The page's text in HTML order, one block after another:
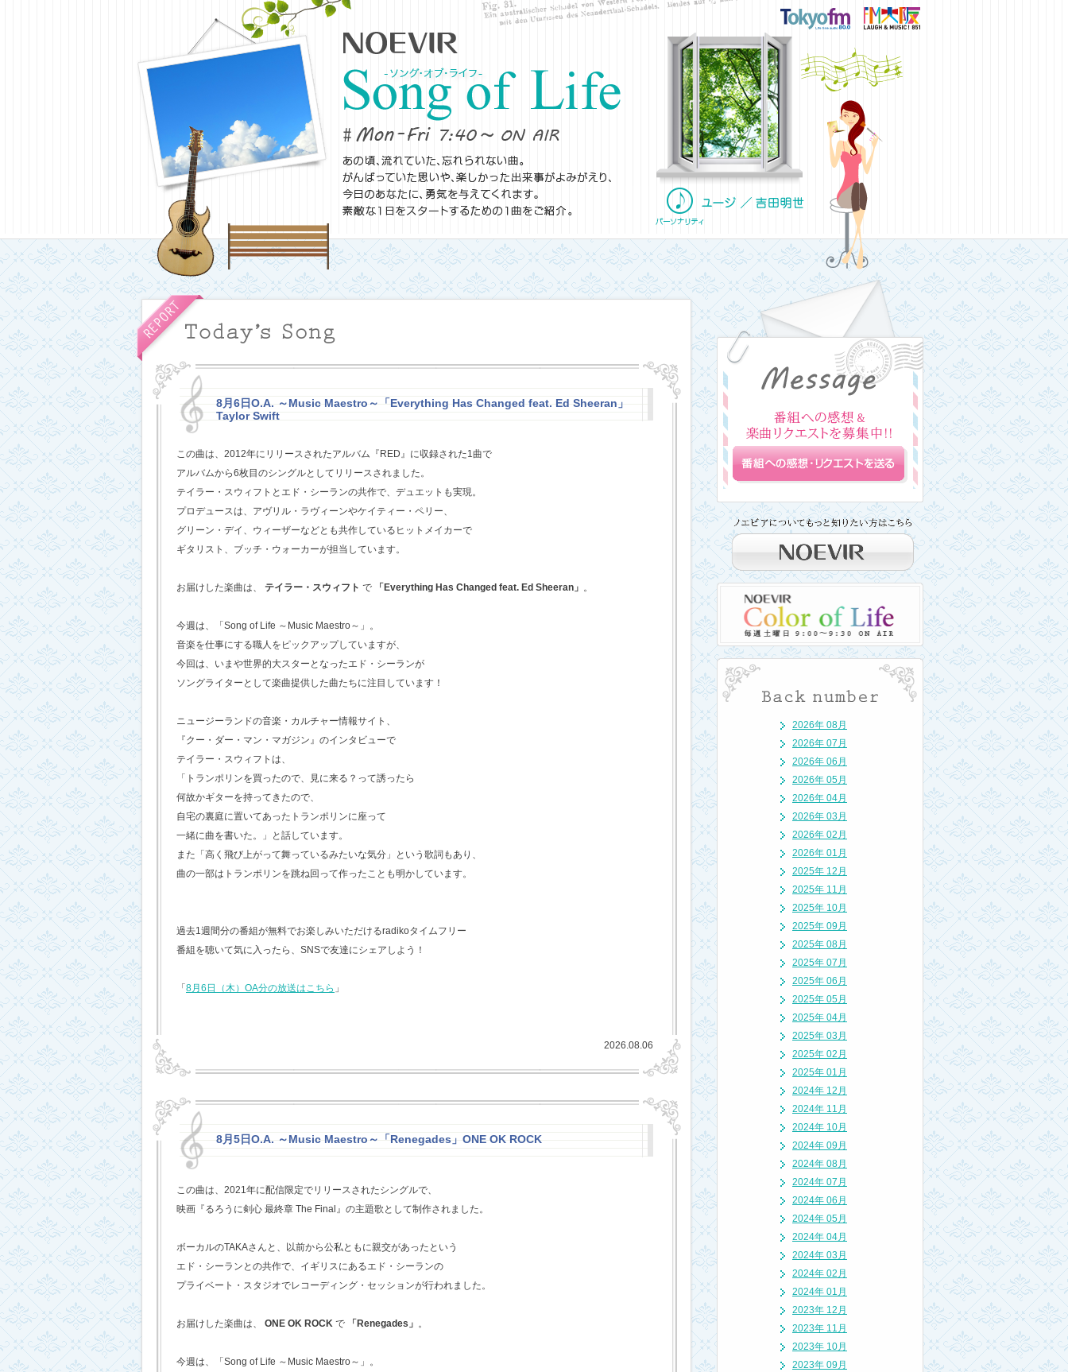
8月6日O.A. ～Music Maestro～「Everything Has Changed feat. Ed Sheeran」
Taylor Swift
この曲は、2012年にリリースされたアルバム『RED』に収録された1曲で
アルバムから6枚目のシングルとしてリリースされました。
テイラー・スウィフトとエド・シーランの共作で、デュエットも実現。
プロデュースは、アヴリル・ラヴィーンやケイティー・ペリー、
グリーン・デイ、ウィーザーなどとも共作しているヒットメイカーで
ギタリスト、ブッチ・ウォーカーが担当しています。
お届けした楽曲は、 テイラー・スウィフト で 「Everything Has Changed feat. Ed Sheeran」 。
今週は、「Song of Life ～Music Maestro～」。
音楽を仕事にする職人をピックアップしていますが、
今回は、いまや世界的大スターとなったエド・シーランが
ソングライターとして楽曲提供した曲たちに注目しています！
ニュージーランドの音楽・カルチャー情報サイト、
『クー・ダー・マン・マガジン』のインタビューで
テイラー・スウィフトは、
「トランポリンを買ったので、見に来る？って誘ったら
何故かギターを持ってきたので、
自宅の裏庭に置いてあったトランポリンに座って
一緒に曲を書いた。」と話しています。
また「高く飛び上がって舞っているみたいな気分」という歌詞もあり、
曲の一部はトランポリンを跳ね回って作ったことも明かしています。
過去1週間分の番組が無料でお楽しみいただけるradikoタイムフリー
番組を聴いて気に入ったら、SNSで友達にシェアしよう！
「 8月6日（木）OA分の放送はこちら 」
2026.08.06
8月5日O.A. ～Music Maestro～「Renegades」ONE OK ROCK
この曲は、2021年に配信限定でリリースされたシングルで、
映画『るろうに剣心 最終章 The Final』の主題歌として制作されました。
ボーカルのTAKAさんと、以前から公私ともに親交があったという
エド・シーランとの共作で、イギリスにあるエド・シーランの
プライベート・スタジオでレコーディング・セッションが行われました。
お届けした楽曲は、 ONE OK ROCK で 「Renegades」 。
今週は、「Song of Life ～Music Maestro～」。
2026年 08月
2026年 07月
2026年 06月
2026年 05月
2026年 04月
2026年 03月
2026年 02月
2026年 01月
2025年 12月
2025年 11月
2025年 10月
2025年 09月
2025年 08月
2025年 07月
2025年 06月
2025年 05月
2025年 04月
2025年 03月
2025年 02月
2025年 01月
2024年 12月
2024年 11月
2024年 10月
2024年 09月
2024年 08月
2024年 07月
2024年 06月
2024年 05月
2024年 04月
2024年 03月
2024年 02月
2024年 01月
2023年 12月
2023年 11月
2023年 10月
2023年 09月